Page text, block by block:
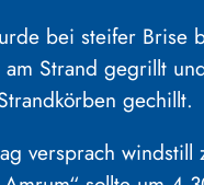
bei steifer Brise
am Strand gegrillt
gechillt.
versprach windstill